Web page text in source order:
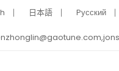
日本語 Pусский